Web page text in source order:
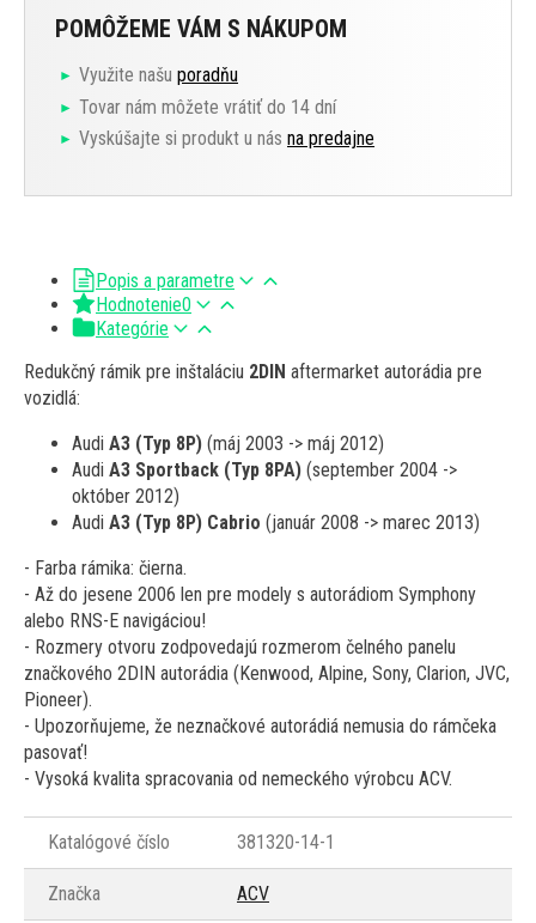
POMÔŽEME VÁM S NÁKUPOM
Využite našu poradňu
Tovar nám môžete vrátiť do 14 dní
Vyskúšajte si produkt u nás na predajne
Popis a parametre
Hodnotenie0
Kategórie
Redukčný rámik pre inštaláciu 2DIN aftermarket autorádia pre
vozidlá:
Audi A3 (Typ 8P) (máj 2003 -> máj 2012)
Audi A3 Sportback (Typ 8PA) (september 2004 ->
október 2012)
Audi A3 (Typ 8P) Cabrio (január 2008 -> marec 2013)
- Farba rámika: čierna.
- Až do jesene 2006 len pre modely s autorádiom Symphony
alebo RNS-E navigáciou!
- Rozmery otvoru zodpovedajú rozmerom čelného panelu
značkového 2DIN autorádia (Kenwood, Alpine, Sony, Clarion, JVC,
Pioneer).
- Upozorňujeme, že neznačkové autorádiá nemusia do rámčeka
pasovať!
- Vysoká kvalita spracovania od nemeckého výrobcu ACV.
Katalógové číslo 381320-14-1
Značka ACV